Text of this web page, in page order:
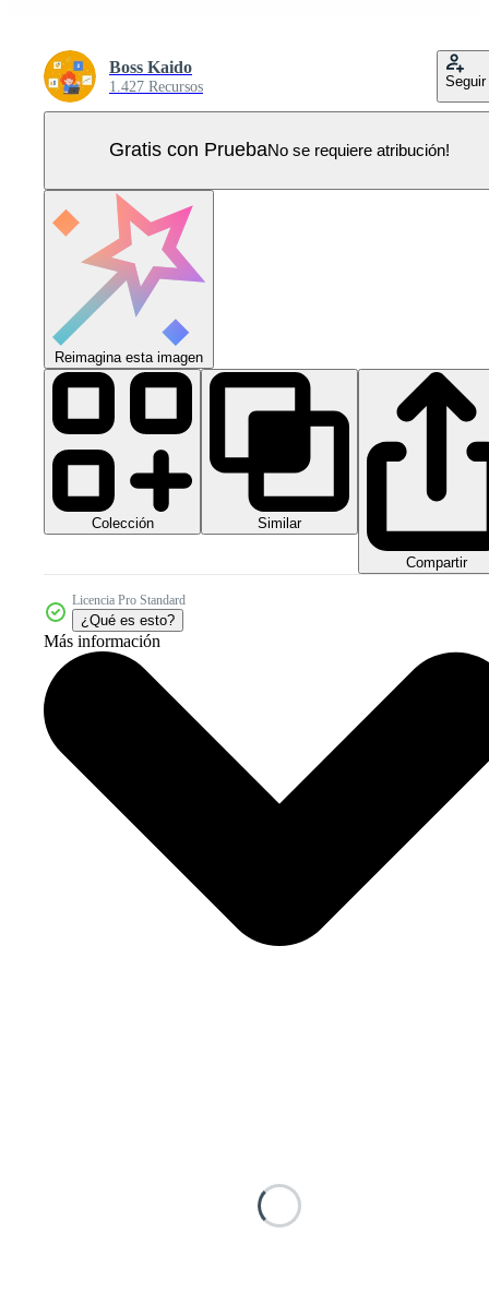
Boss Kaido
1.427 Recursos Seguir
Gratis con PruebaNo se requiere atribución!
Reimagina esta imagen
Colección Similar
Compartir
Licencia Pro Standard
¿Qué es esto?
Más información